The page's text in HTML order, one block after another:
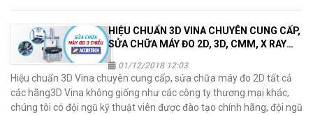
HIỆU CHUẨN 3D VINA CHUYÊN CUNG CẤP,
SỬA CHỮA MÁY ĐO 2D, 3D, CMM, X RAY
01/12/2018 12:03
Hiệu chuẩn 3D Vina chuyên cung cấp, sửa chữa máy đo 2D tất cả
các hãng3D Vina không giống như các công ty thương mại khác,
chúng tôi có đội ngũ kỹ thuật viên được đào tạo chính hãng, đội ngũ